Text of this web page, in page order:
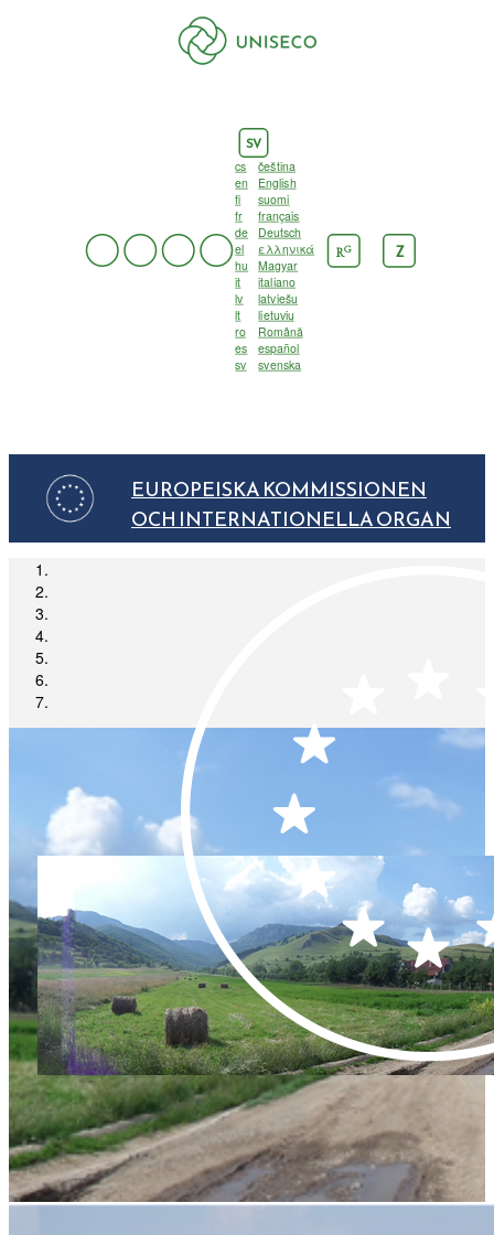
SV
cs
čeština
en
English
fi
suomi
fr
français
de
Deutsch
el
ελληνικά
hu
Magyar
it
italiano
lv
latviešu
lt
lietuvių
ro
Română
es
español
sv
svenska
RG Z
EUROPEISKA KOMMISSIONEN
OCH INTERNATIONELLA ORGAN